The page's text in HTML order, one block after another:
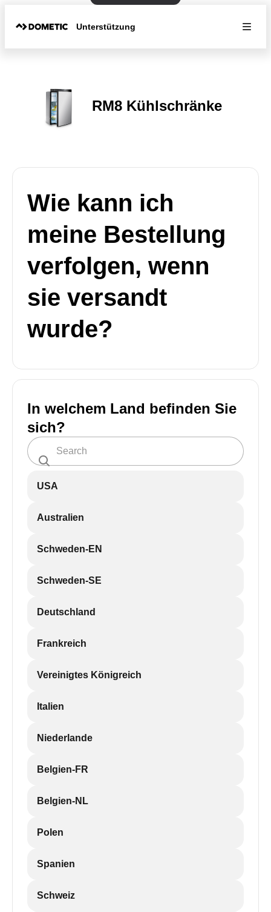
Unterstützung
RM8 Kühlschränke
Wie kann ich
meine Bestellung
verfolgen, wenn
sie versandt
wurde?
In welchem Land befinden Sie
sich?
USA
Australien
Schweden-EN
Schweden-SE
Deutschland
Frankreich
Vereinigtes Königreich
Italien
Niederlande
Belgien-FR
Belgien-NL
Polen
Spanien
Schweiz